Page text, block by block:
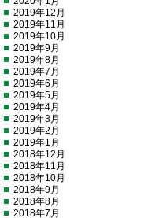
2019年12月
2019年11月
2019年10月
2019年9月
2019年8月
2019年7月
2019年6月
2019年5月
2019年4月
2019年3月
2019年2月
2019年1月
2018年12月
2018年11月
2018年10月
2018年9月
2018年8月
2018年7月